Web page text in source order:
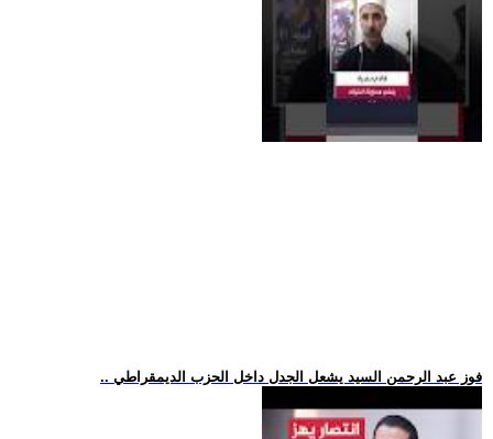
.. فوز عبد الرحمن السيد يشعل الجدل داخل الحزب الديمقراطي